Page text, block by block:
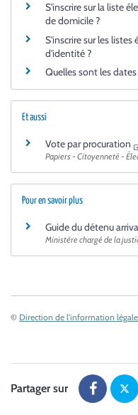
S'inscrire sur la liste
de domicile ?
S'inscrire sur les
d'identité ?
Quelles sont les
Et aussi
Vote par procuration
Papiers - Citoyenneté -
Pour en savoir plus
Guide du détenu
Ministère chargé de la
© Direction de l'information
Partager sur
Partager